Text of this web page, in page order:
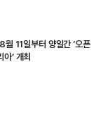
월 11일부터 양일간 ‘오픈
’ 개최